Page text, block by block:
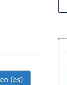
(es)